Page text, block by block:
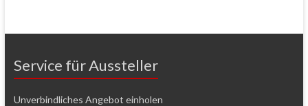
Service für Aussteller
Unverbindliches Angebot einholen